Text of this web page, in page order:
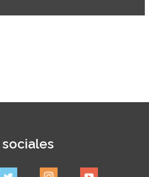
sociales